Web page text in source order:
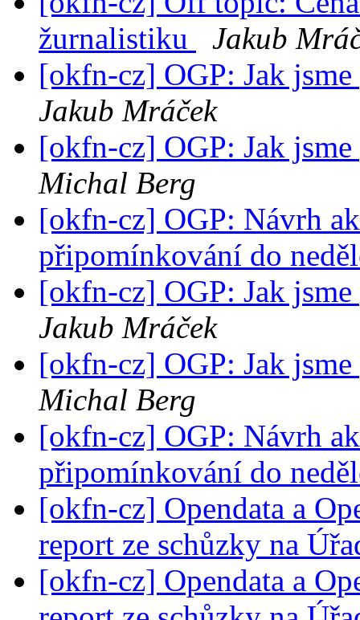
žurnalistiku
Jakub
[okfn-cz] OGP: Jak
Jakub Mráček
[okfn-cz] OGP: Jak
Michal Berg
[okfn-cz] OGP: Návrh
připomínkování do
[okfn-cz] OGP: Jak
Jakub Mráček
[okfn-cz] OGP: Jak
Michal Berg
[okfn-cz] OGP: Návrh
připomínkování do
[okfn-cz] Opendata a
report ze schůzky na
[okfn-cz] Opendata a